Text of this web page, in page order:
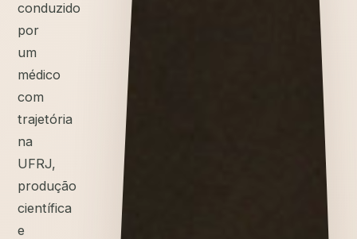
conduzido
por
um
médico
com
trajetória
na
UFRJ,
produção
científica
e